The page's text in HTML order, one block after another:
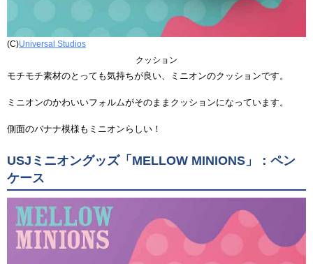
(C)Universal Studios
クッション
モチモチ素材のとっても気持ちが良い、ミニオンのクッションです。
ミニオンのかわいいフォルムがそのままクッションになっています。
側面のバナナ模様もミニオンらしい！
USJミニオングッズ「MELLOW MINIONS」：ペン
ケース